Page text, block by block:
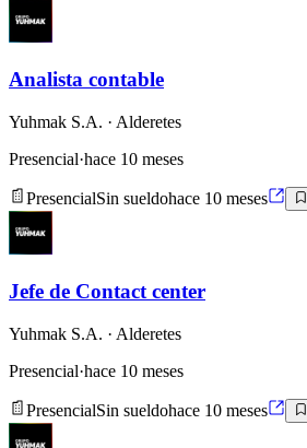
Analista contable
Yuhmak S.A. · Alderetes
Presencial·hace 10 meses
PresencialSin sueldohace 10 meses
Jefe de Contact center
Yuhmak S.A. · Alderetes
Presencial·hace 10 meses
PresencialSin sueldohace 10 meses